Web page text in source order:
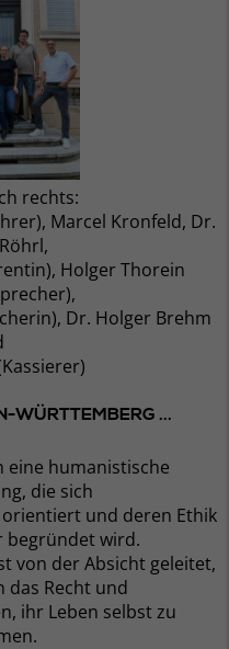
rechts:
Marcel Kronfeld, Dr.
Holger Thorein
Dr. Holger Brehm
WÜRTTEMBERG ...
eine humanistische
die sich
und deren Ethik
begründet wird.
von der Absicht geleitet,
das Recht und
ihr Leben selbst zu